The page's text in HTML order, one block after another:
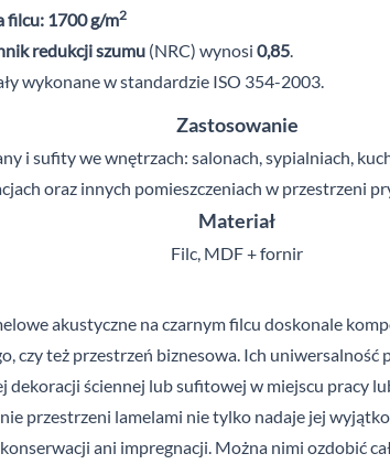
filcu: 1700 g/m2
redukcji szumu (NRC) wynosi 0,85.
wykonane w standardzie ISO 354-2003.
Zastosowanie
i sufity we wnętrzach: salonach, sypialniach,
oraz innych pomieszczeniach w przestrzeni
Materiał
Filc, MDF + fornir
akustyczne na czarnym filcu doskonale
czy też przestrzeń biznesowa. Ich
dekoracji ściennej lub sufitowej w miejscu pracy
przestrzeni lamelami nie tylko nadaje jej
ani impregnacji. Można nimi ozdobić